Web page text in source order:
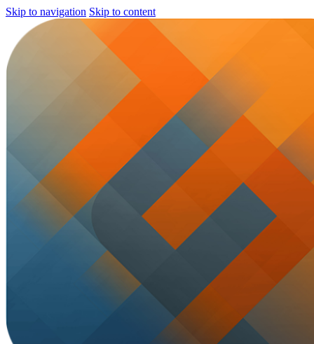
Skip to navigation Skip to content